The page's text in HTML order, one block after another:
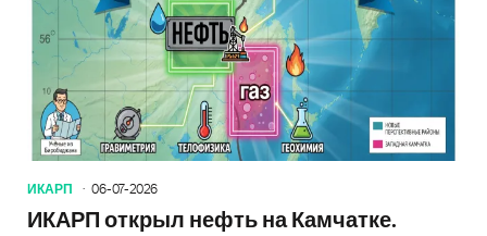
ИКАРП 06-07-2026
ИКАРП открыл нефть на Камчатке.